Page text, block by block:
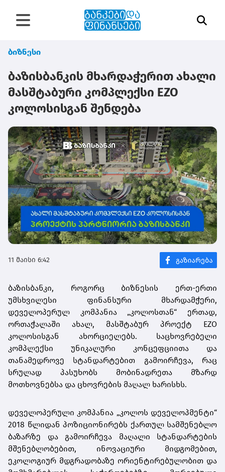
ბიზნესი
ბაზისბანკის მხარდაჭერით ახალი
მასშტაბური კომპლექსი EZO
კოლოსისგან შენდება
11 მაისი 6:42
ბაზისბანკი, როგორც ბიზნესის ერთ-ერთი
უმსხვილესი ფინანსური მხარდამჭერი,
დეველოპერულ კომპანია „კოლოსთან“ ერთად,
ორთაჭალაში ახალ, მასშტაბურ პროექტ EZO
კოლოსისგან ახორციელებს. საცხოვრებელი
კომპლექსი უნიკალური კონცეფციითა და
თანამედროვე სტანდარტებით გამოირჩევა, რაც
სრულად პასუხობს მობინადრეთა მზარდ
მოთხოვნებსა და ცხოვრების მაღალ ხარისხს.
დეველოპერული კომპანია „კოლოს დეველოპმენტი“
2018 წლიდან პოზიციონირებს ქართულ სამშენებლო
ბაზარზე და გამოირჩევა მაღალი სტანდარტების
მშენებლობებით, ინოვაციური მიდგომებით,
ეკოლოგიურ მდგრადობაზე ორიენტირებულობით და